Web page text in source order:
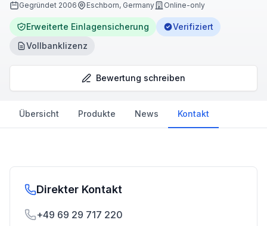
Gegründet 2006 Eschborn, Germany Online-only
Erweiterte Einlagensicherung
Verifiziert
Vollbanklizenz
Bewertung schreiben
Übersicht Produkte News Kontakt
Direkter Kontakt
+49 69 29 717 220